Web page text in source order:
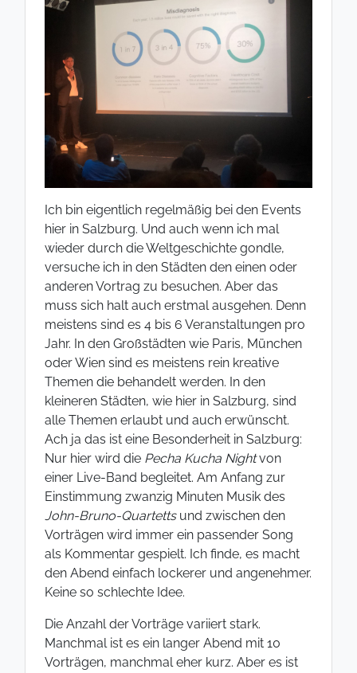
Ich bin eigentlich regelmäßig bei den Events
hier in Salzburg. Und auch wenn ich mal
wieder durch die Weltgeschichte gondle,
versuche ich in den Städten den einen oder
anderen Vortrag zu besuchen. Aber das
muss sich halt auch erstmal ausgehen. Denn
meistens sind es 4 bis 6 Veranstaltungen pro
Jahr. In den Großstädten wie Paris, München
oder Wien sind es meistens rein kreative
Themen die behandelt werden. In den
kleineren Städten, wie hier in Salzburg, sind
alle Themen erlaubt und auch erwünscht.
Ach ja das ist eine Besonderheit in Salzburg:
Nur hier wird die Pecha Kucha Nightvon
einer Live-Band begleitet. Am Anfang zur
Einstimmung zwanzig Minuten Musik des
John-Bruno-Quartettsund zwischen den
Vorträgen wird immer ein passender Song
als Kommentar gespielt. Ich finde, es macht
den Abend einfach lockerer und angenehmer.
Keine so schlechte Idee.
Die Anzahl der Vorträge variiert stark.
Manchmal ist es ein langer Abend mit 10
Vorträgen, manchmal eher kurz. Aber es ist